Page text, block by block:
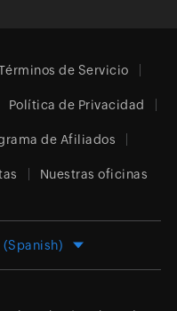
de Servicio
Política de Privacidad
de Afiliados
Nuestras oficinas